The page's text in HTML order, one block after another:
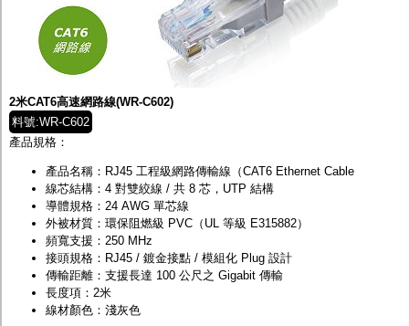
2米CAT6高速網路線(WR-C602)
料號:WR-C602
產品規格：
產品名稱：RJ45 工程級網路傳輸線（CAT6 Ethernet Cable
線芯結構：4 對雙絞線 / 共 8 芯，UTP 結構
導體規格：24 AWG 單芯線
外被材質：環保阻燃級 PVC（UL 等級 E315882）
頻寬支援：250 MHz
接頭規格：RJ45 / 鍍金接點 / 模組化 Plug 設計
傳輸距離：支援長達 100 公尺之 Gigabit 傳輸
長度項：2米
線材顏色：淺灰色